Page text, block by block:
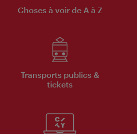
Choses à voir de A à Z
Transports publics &
tickets